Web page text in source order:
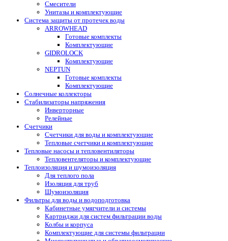
Смесители
Унитазы и комплектующие
Система защиты от протечек воды
ARROWHEAD
Готовые комплекты
Комплектующие
GIDROLOCK
Комплектующие
NEPTUN
Готовые комплекты
Комплектующие
Солнечные коллекторы
Стабилизаторы напряжения
Инверторные
Релейные
Счетчики
Счетчики для воды и комплектующие
Тепловые счетчики и комплектующие
Тепловые насосы и тепловентиляторы
Тепловентеляторы и комплектующие
Теплоизоляция и шумоизоляция
Для теплого пола
Изоляция для труб
Шумоизоляция
Фильтры для воды и водоподготовка
Кабинетные умягчители и системы
Картриджи для систем фильтрации воды
Колбы и корпуса
Комплектующие для системы фильтрации